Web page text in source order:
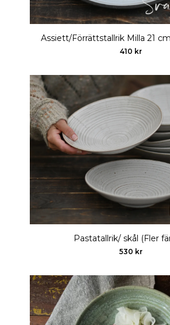
Assiett/Förrättstallrik Milla 21
410 kr
Pastatallrik/ skål (Fler
530 kr